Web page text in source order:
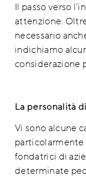
Il passo verso
attenzione.
necessario
indichiamo
considerazione
La personalità
Vi sono alcune
fondatrici di
determinate